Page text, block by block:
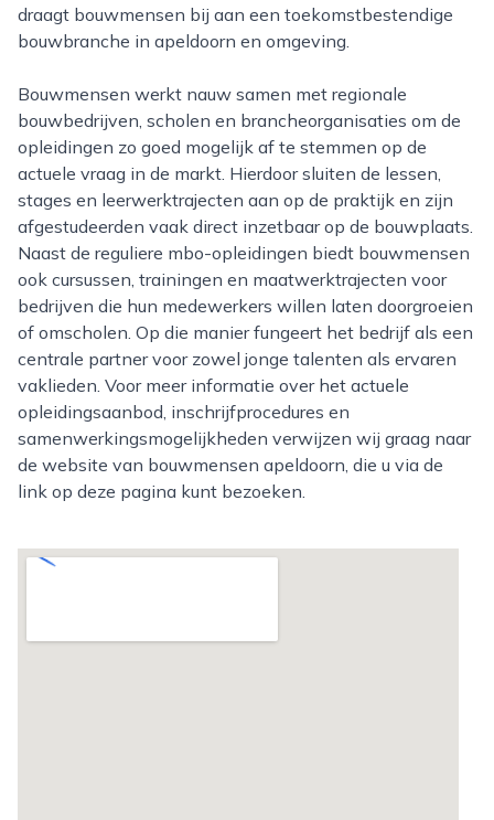
draagt bouwmensen bij aan een toekomstbestendige
bouwbranche in apeldoorn en omgeving.
Bouwmensen werkt nauw samen met regionale
bouwbedrijven, scholen en brancheorganisaties om de
opleidingen zo goed mogelijk af te stemmen op de
actuele vraag in de markt. Hierdoor sluiten de lessen,
stages en leerwerktrajecten aan op de praktijk en zijn
afgestudeerden vaak direct inzetbaar op de bouwplaats.
Naast de reguliere mbo-opleidingen biedt bouwmensen
ook cursussen, trainingen en maatwerktrajecten voor
bedrijven die hun medewerkers willen laten doorgroeien
of omscholen. Op die manier fungeert het bedrijf als een
centrale partner voor zowel jonge talenten als ervaren
vaklieden. Voor meer informatie over het actuele
opleidingsaanbod, inschrijfprocedures en
samenwerkingsmogelijkheden verwijzen wij graag naar
de website van bouwmensen apeldoorn, die u via de
link op deze pagina kunt bezoeken.